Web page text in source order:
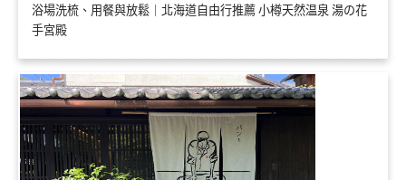
浴場洗梳、用餐與放鬆｜北海道自由行推薦 小樽天然温泉 湯の花
手宮殿